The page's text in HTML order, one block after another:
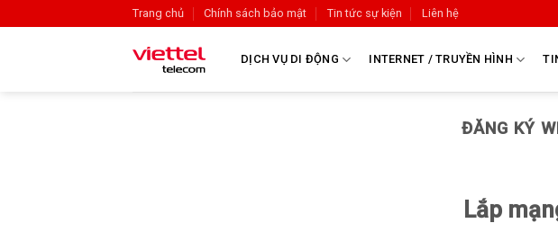
Trang chủ Chính sách bảo mật Tin tức sự kiện Liên hệ
DỊCH VỤ DI ĐỘNG INTERNET / TRUYỀN HÌNH
ĐĂNG KÝ
Lắp